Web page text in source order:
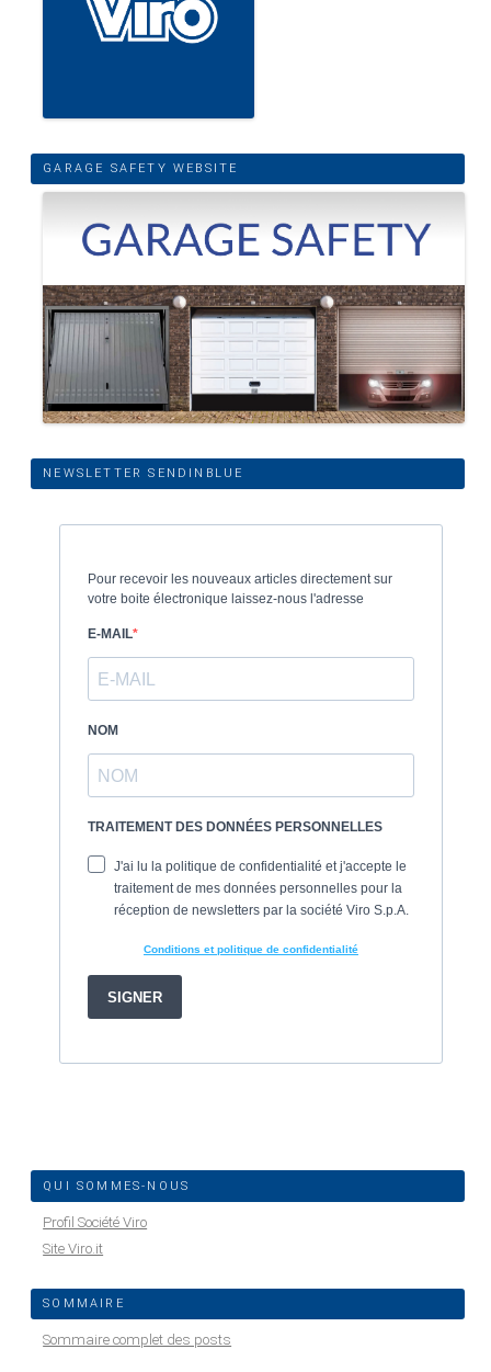
GARAGE SAFETY WEBSITE
NEWSLETTER SENDINBLUE
QUI SOMMES-NOUS
Profil Société Viro
Site Viro.it
SOMMAIRE
Sommaire complet des posts